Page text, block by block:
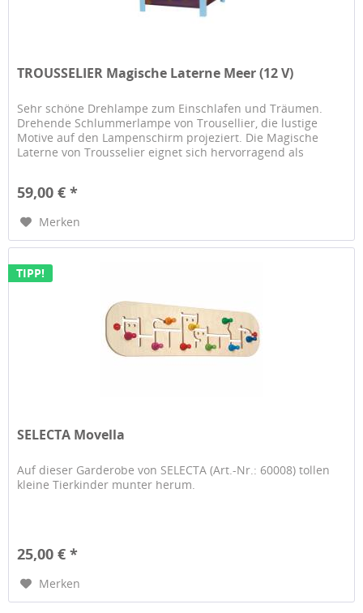
TROUSSELIER Magische Laterne Meer (12 V)
Sehr schöne Drehlampe zum Einschlafen und Träumen.
Drehende Schlummerlampe von Trousellier, die lustige
Motive auf den Lampenschirm projeziert. Die Magische
Laterne von Trousselier eignet sich hervorragend als
59,00 € *
Merken
TIPP!
SELECTA Movella
Auf dieser Garderobe von SELECTA (Art.-Nr.: 60008) tollen
kleine Tierkinder munter herum.
25,00 € *
Merken